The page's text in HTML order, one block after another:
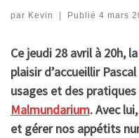
par Kevin | Publié 4 mars
Ce jeudi 28 avril à 20h, la
plaisir d’accueillir
usages et des
Malmundarium. Avec
et gérer nos appétits